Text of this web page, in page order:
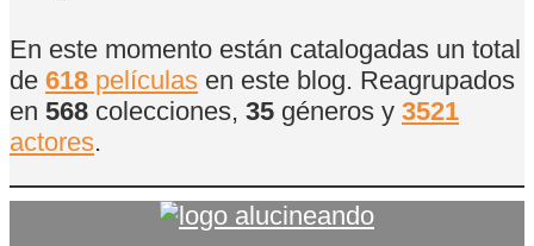
En este momento están catalogadas un total
de 618 películas en este blog. Reagrupados
en 568 colecciones, 35 géneros y 3521
actores.